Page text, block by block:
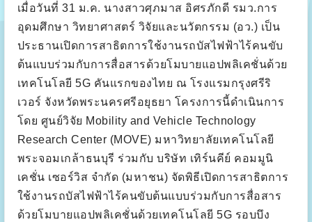
n
l
o
g
y
T
h
o
n
u
i
(
K
M
U
T
a
d
เมื่อวันที่ 31 ม.ค. นางสาวศุภมาส อิศรภักดี รมว.การ
อุดมศึกษา วิทยาศาสตร์ วิจัยและนวัตกรรม (อว.) เป็น
ประธานเปิดการสาธิตการใช้งานรถบัสไฟฟ้าไร้คนขับ
ต้นแบบร่วมกับการสื่อสารด้วยโมบายแอปพลิเคชั่นด้วย
เทคโนโลยี 5G คันแรกของไทย ณ โรงแรมกรุงศรีริ
เวอร์ จังหวัดพระนครศรีอยุธยา โครงการนี้ดำเนินการ
โดย ศูนย์วิจัย Mobility and Vehicle Technology
Research Center (MOVE) มหาวิทยาลัยเทคโนโลยี
พระจอมเกล้าธนบุรี ร่วมกับ บริษัท เทิร์นคีย์ คอมมูนิ
เคชั่น เซอร์วิส จำกัด (มหาชน) จัดพิธีเปิดการสาธิตการ
ใช้งานรถบัสไฟฟ้าไร้คนขับต้นแบบร่วมกับการสื่อสาร
ด้วยโมบายแอปพลิเคชั่นด้วยเทคโนโลยี 5G รอบบึง